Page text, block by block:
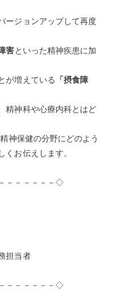
ージョンアップして再度
害といった精神疾患に加
が増えている 「摂食障
精神科や心療内科とはど
神保健の分野にどのよう
くお伝えします。
－－－－－－◇
担当者
－－－－－－◇